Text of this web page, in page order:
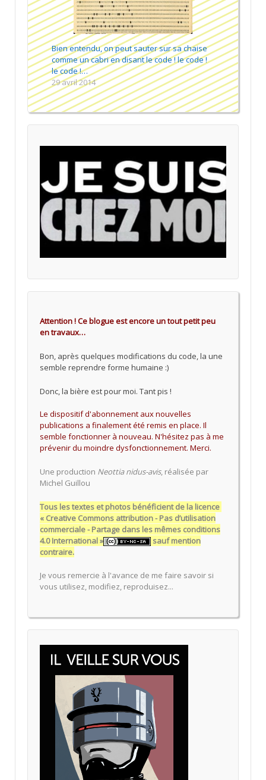
Bien entendu, on peut sauter sur sa chaise
comme un cabri en disant le code ! le code !
le code !…
29 avril 2014
Attention ! Ce blogue est encore un tout petit peu
en travaux…
Bon, après quelques modifications du code, la une
semble reprendre forme humaine :)
Donc, la bière est pour moi. Tant pis !
Le dispositif d'abonnement aux nouvelles
publications a finalement été remis en place. Il
semble fonctionner à nouveau. N'hésitez pas à me
prévenir du moindre dysfonctionnement. Merci.
Une production Neottia nidus-avis, réalisée par
Michel Guillou
Tous les textes et photos bénéficient de la licence
« Creative Commons attribution - Pas d’utilisation
commerciale - Partage dans les mêmes conditions
4.0 International »
sauf mention
contraire.
Je vous remercie à l'avance de me faire savoir si
vous utilisez, modifiez, reproduisez...